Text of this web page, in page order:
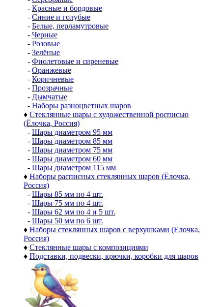
- Красные и бордовые
- Синие и голубые
- Белые, перламутровые
- Черные
- Розовые
- Зелёные
- Фиолетовые и сиреневые
- Оранжевые
- Коричневые
- Прозрачные
- Дымчатые
- Наборы разноцветных шаров
♦ Стеклянные шары с художественной росписью
(Ёлочка, Россия)
- Шары диаметром 95 мм
- Шары диаметром 85 мм
- Шары диаметром 75 мм
- Шары диаметром 60 мм
- Шары диаметром 115 мм
♦ Наборы расписных стеклянных шаров (Ёлочка,
Россия)
- Шары 85 мм по 4 шт.
- Шары 75 мм по 4 шт.
- Шары 62 мм по 4 и 5 шт.
- Шары 50 мм по 6 шт.
♦ Наборы стеклянных шаров с верхушками (Елочка,
Россия)
♦ Стеклянные шары с композициями
♦ Подставки, подвески, крючки, коробки для шаров